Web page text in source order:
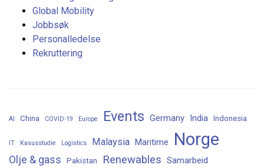
Global Mobility
Jobbsøk
Personalledelse
Rekruttering
AI China COVID-19 Europe Events Germany India Indonesia
IT Kasusstudie Logistics Malaysia Maritime Norge
Olje & gass Pakistan Renewables Samarbeid